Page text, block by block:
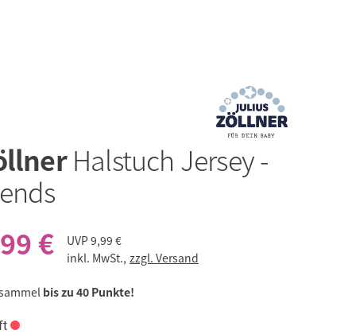
Halstuch Jersey -
€
UVP9,99 €
inkl. MwSt., zzgl. Versand
bis zu 40 Punkte!